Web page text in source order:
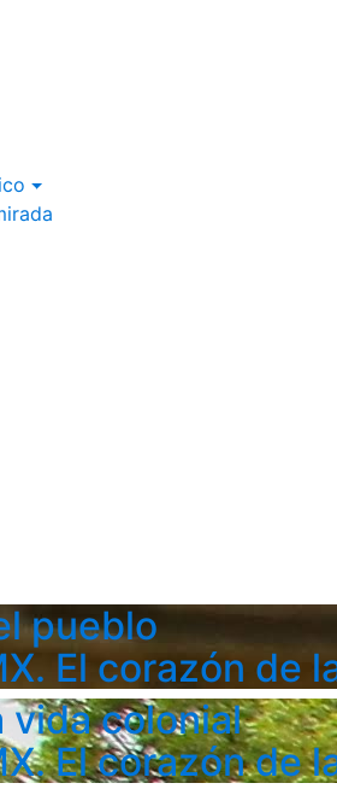
pueblo
El corazón de
vida colonial
El corazón de